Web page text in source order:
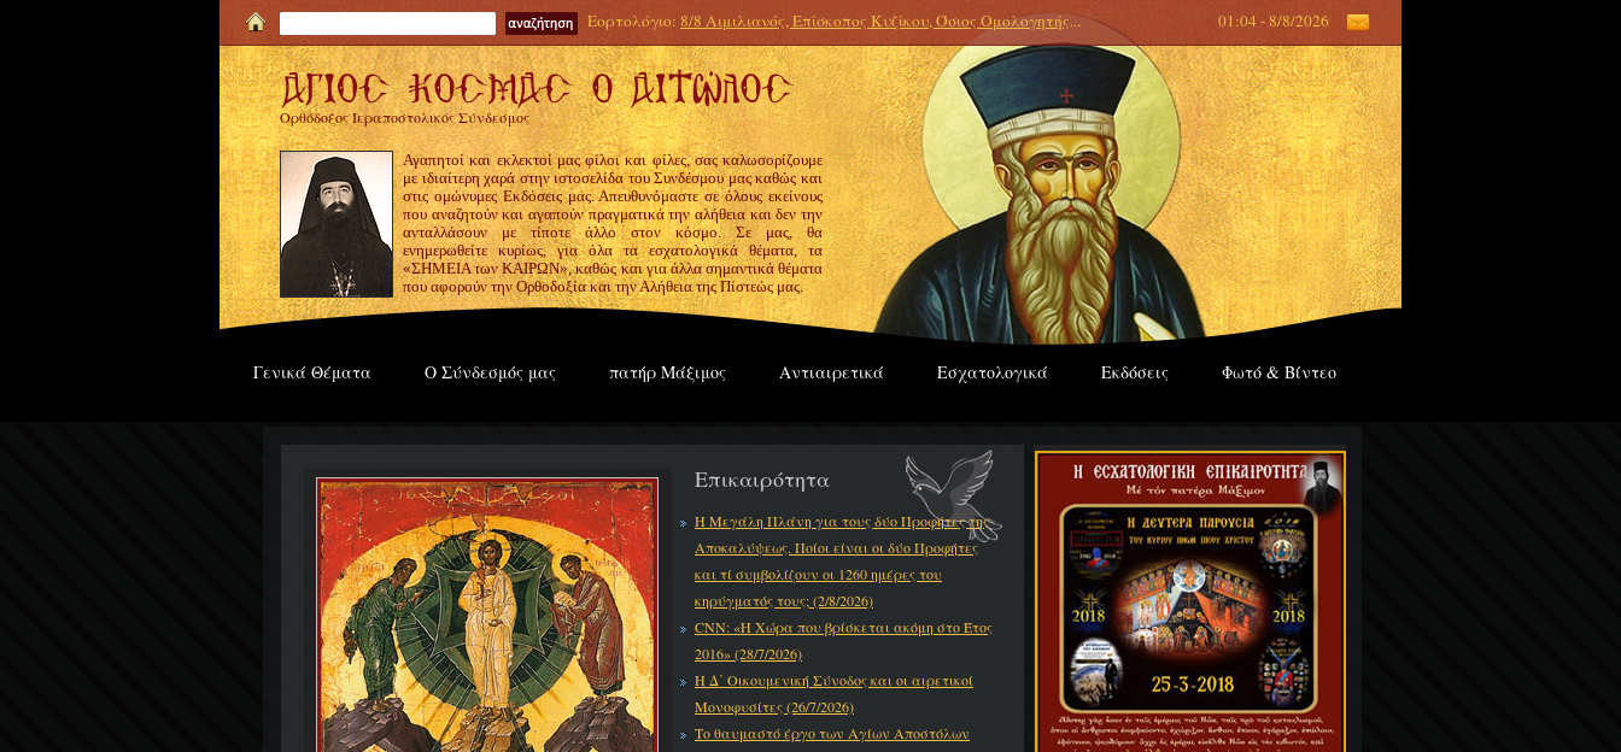
Εορτολόγιο: 8/8 Αιμιλιανός, Επίσκοπος Κυζίκου, Όσιος Ομολογητής... 01:04 - 8/8/2026
Ορθόδοξος Ιεραποστολικός Σύνδεσμος
Αγαπητοί και εκλεκτοί μας φίλοι και φίλες, σας καλωσορίζουμε
με ιδιαίτερη χαρά στην ιστοσελίδα του Συνδέσμου μας καθώς και
στις ομώνυμες Εκδόσεις μας. Απευθυνόμαστε σε όλους εκείνους
που αναζητούν και αγαπούν πραγματικά την αλήθεια και δεν την
ανταλλάσουν με τίποτε άλλο στον κόσμο. Σε μας, θα
ενημερωθείτε κυρίως, για όλα τα εσχατολογικά θέματα, τα
«ΣΗΜΕΙΑ των ΚΑΙΡΩΝ», καθώς και για άλλα σημαντικά θέματα
που αφορούν την Ορθοδοξία και την Αλήθεια της Πίστεώς μας.
Γενικά Θέματα Ο Σύνδεσμός μας πατήρ Μάξιμος Αντιαιρετικά Εσχατολογικά Εκδόσεις Φωτό & Βίντεο
Επικαιρότητα
Η Μεγάλη Πλάνη για τους δύο Προφήτες της
Αποκαλύψεως. Ποίοι είναι οι δύο Προφήτες
και τί συμβολίζουν οι 1260 ημέρες του
κηρύγματός τους; (2/8/2026)
CNN: «Η Χώρα που βρίσκεται ακόμη στο Έτος
2016» (28/7/2026)
Η Δ΄ Οικουμενική Σύνοδος και οι αιρετικοί
Μονοφυσίτες (26/7/2026)
Το θαυμαστό έργο των Αγίων Αποστόλων